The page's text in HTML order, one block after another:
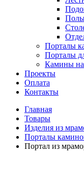
Порталы
Порталы
Камины на
Проекты
Оплата
Контакты
Главная
Товары
Изделия из
Порталы
Портал из